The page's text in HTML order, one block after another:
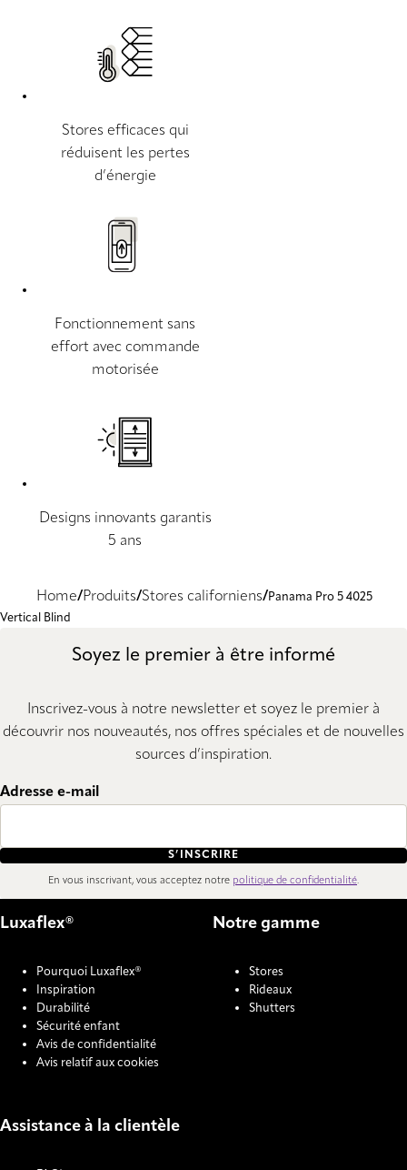
Stores efficaces qui
réduisent les pertes
d’énergie
Fonctionnement sans
effort avec commande
motorisée
Designs innovants garantis
5 ans
Home Produits Stores californiens
Panama Pro 5 4025
Vertical Blind
Soyez le premier à être informé
Inscrivez-vous à notre newsletter et soyez le premier à
découvrir nos nouveautés, nos offres spéciales et de nouvelles
sources d’inspiration.
Adresse e-mail
S’INSCRIRE
En vous inscrivant, vous acceptez notre politique de confidentialité.
Luxaflex®
Pourquoi Luxaflex®
Inspiration
Durabilité
Sécurité enfant
Avis de confidentialité
Avis relatif aux cookies
Notre gamme
Stores
Rideaux
Shutters
Assistance à la clientèle